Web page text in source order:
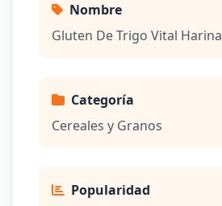
Nombre
Gluten De Trigo Vital Harina
Categoría
Cereales y Granos
Popularidad